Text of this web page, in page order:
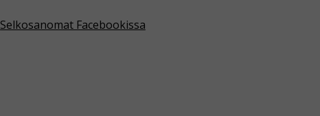
Selkosanomat Facebookissa